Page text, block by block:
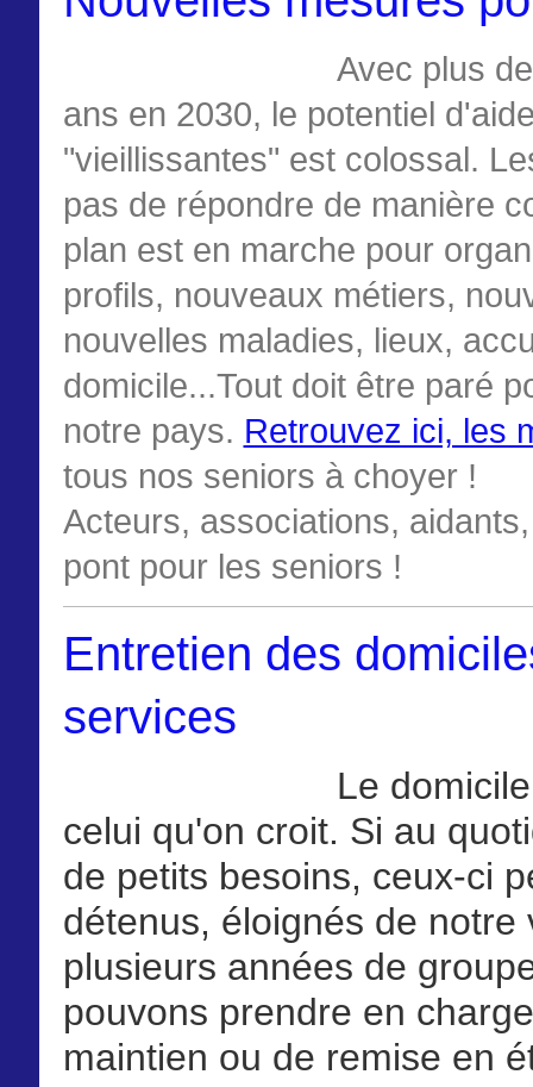
Avec plus
ans en 2030, le potentiel
"vieillissantes" est colossal.
pas de répondre de manière
plan est en marche pour
profils, nouveaux métiers,
nouvelles maladies, lieux,
domicile...Tout doit être paré
notre pays. Retrouvez ici, les
tous nos seniors à choyer !
Acteurs, associations,
pont pour les seniors !
Entretien des
services
Le
celui qu'on croit. Si au
de petits besoins, ceux-ci
détenus, éloignés de
plusieurs années de
pouvons prendre en
maintien ou de remise en